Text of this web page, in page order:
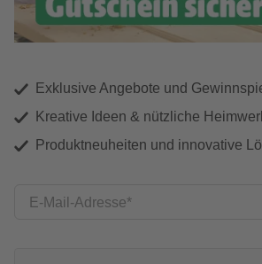
Exklusive Angebote und
Kreative Ideen & nützliche
Produktneuheiten und innovative
E-Mail-Adresse